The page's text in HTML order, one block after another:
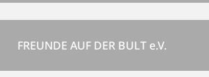
FREUNDE AUF DER BULT e.V.